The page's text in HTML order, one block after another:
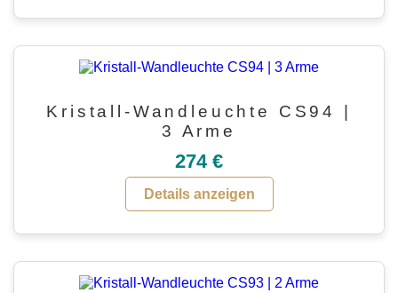
Kristall-Wandleuchte CS94 |
3 Arme
274 €
Details anzeigen